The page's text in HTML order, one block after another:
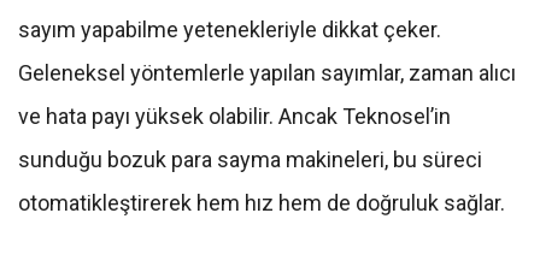
sayım yapabilme yetenekleriyle dikkat çeker.
Geleneksel yöntemlerle yapılan sayımlar, zaman alıcı
ve hata payı yüksek olabilir. Ancak Teknosel’in
sunduğu bozuk para sayma makineleri, bu süreci
otomatikleştirerek hem hız hem de doğruluk sağlar.